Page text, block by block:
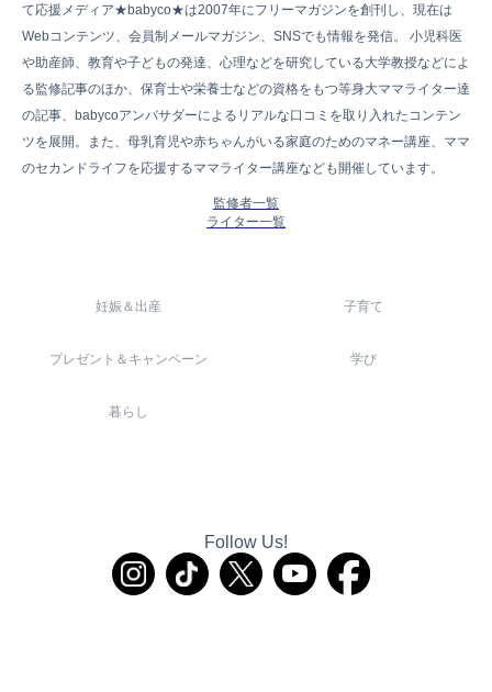
て応援メディア★babyco★は2007年にフリーマガジンを創刊し、現在は
Webコンテンツ、会員制メールマガジン、SNSでも情報を発信。 小児科医
や助産師、教育や子どもの発達、心理などを研究している大学教授などによ
る監修記事のほか、保育士や栄養士などの資格をもつ等身大ママライター達
の記事、babycoアンバサダーによるリアルな口コミを取り入れたコンテン
ツを展開。また、母乳育児や赤ちゃんがいる家庭のためのマネー講座、ママ
のセカンドライフを応援するママライター講座なども開催しています。
監修者一覧
ライター一覧
妊娠＆出産 子育て
プレゼント＆キャンペーン 学び
暮らし
Follow Us!